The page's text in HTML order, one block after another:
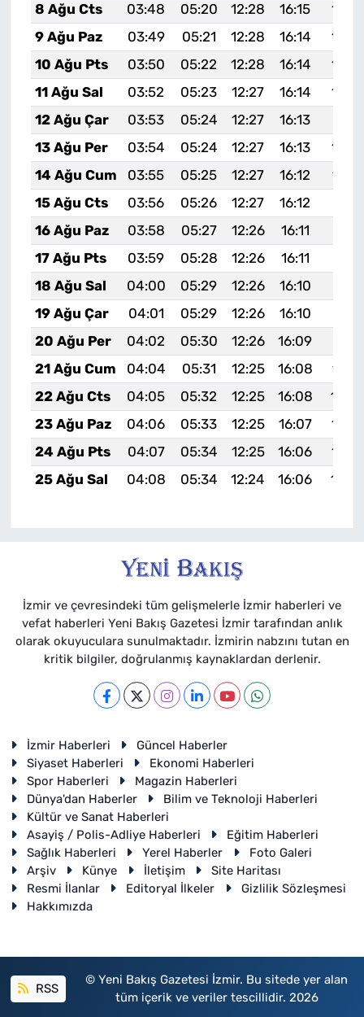
8 Ağu Cts
03:48 05:20 12:28 16:15
9 Ağu Paz
03:49 05:21 12:28 16:14
10 Ağu Pts
03:50 05:22 12:28 16:14
11 Ağu Sal
03:52 05:23 12:27 16:14
12 Ağu Çar
03:53 05:24 12:27 16:13
13 Ağu Per
03:54 05:24 12:27 16:13
14 Ağu Cum
03:55 05:25 12:27 16:12
19:18
15 Ağu Cts
03:56 05:26 12:27 16:12
16 Ağu Paz
03:58 05:27 12:26 16:11
17 Ağu Pts
03:59 05:28 12:26 16:11
18 Ağu Sal
04:00 05:29 12:26 16:10
19 Ağu Çar
04:01 05:29 12:26 16:10
20 Ağu Per
04:02 05:30 12:26 16:09
21 Ağu Cum
04:04 05:31 12:25 16:08
19:10
22 Ağu Cts
04:05 05:32 12:25 16:08
23 Ağu Paz
04:06 05:33 12:25 16:07
24 Ağu Pts
04:07 05:34 12:25 16:06
25 Ağu Sal
04:08 05:34 12:24 16:06
İzmir ve çevresindeki tüm gelişmelerle İzmir haberleri ve
vefat haberleri Yeni Bakış Gazetesi İzmir tarafından anlık
olarak okuyuculara sunulmaktadır. İzmirin nabzını tutan en
kritik bilgiler, doğrulanmış kaynaklardan derlenir.
İzmir Haberleri
Güncel Haberler
Siyaset Haberleri
Ekonomi Haberleri
Spor Haberleri
Magazin Haberleri
Dünya'dan Haberler
Bilim ve Teknoloji Haberleri
Kültür ve Sanat Haberleri
Asayiş / Polis-Adliye Haberleri
Eğitim Haberleri
Sağlık Haberleri
Yerel Haberler
Foto Galeri
Arşiv
Künye İletişim
Site Haritası
Resmi İlanlar
Editoryal İlkeler
Gizlilik Sözleşmesi
Hakkımızda
RSS
© Yeni Bakış Gazetesi İzmir. Bu sitede yer alan
tüm içerik ve veriler tescillidir. 2026